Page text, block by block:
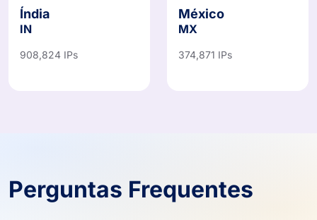
Índia
IN
908,824 IPs
México
MX
374,871 IPs
Perguntas Frequentes